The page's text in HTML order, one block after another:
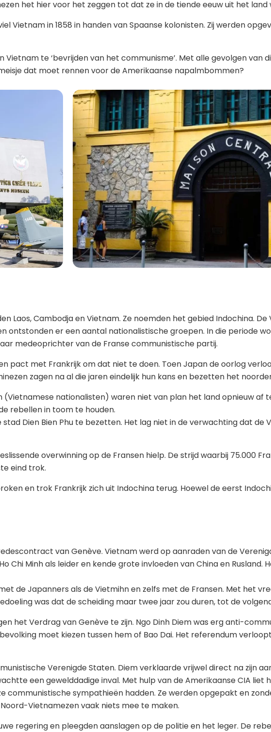
het hier voor het zeggen tot dat ze in de tiende eeuw uit het
Vietnam in 1858 in handen van Spaanse kolonisten. Zij werden
te ‘bevrijden van het communisme’. Met alle gevolgen van
dat moet rennen voor de Amerikaanse napalmbommen?
Laos, Cambodja en Vietnam. Ze noemden het gebied Indochina.
ontstonden er een aantal nationalistische groepen. In die periode
medeoprichter van de Franse communistische partij.
pact met Frankrijk om dat niet te doen. Toen Japan de oorlog
zagen na al die jaren eindelijk hun kans en bezetten het
nationalisten) waren niet van plan het land opnieuw af
rebellen in toom te houden.
Dien Bien Phu te bezetten. Het lag niet in de verwachting dat de
overwinning op de Fransen hielp. De strijd waarbij 75.000
eind trok.
en trok Frankrijk zich uit Indochina terug. Hoewel de eerst
van Genève. Vietnam werd op aanraden van de
Minh als leider en kende grote invloeden van China en Rusland.
de Japanners als de Vietmihn en zelfs met de Fransen. Met het
was dat de scheiding maar twee jaar zou duren, tot de
het Verdrag van Genève te zijn. Ngo Dinh Diem was erg anti-
moet kiezen tussen hem of Bao Dai. Het referendum
Verenigde Staten. Diem verklaarde vrijwel direct na zijn
een gewelddadige inval. Met hulp van de Amerikaanse CIA liet
sympathieën hadden. Ze werden opgepakt en
Vietnamezen vaak niets mee te maken.
regering en pleegden aanslagen op de politie en het leger. De